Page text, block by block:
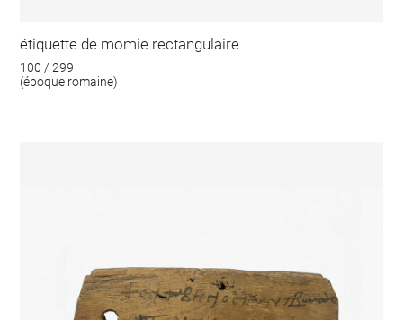
étiquette de momie rectangulaire
100 / 299
(époque romaine)